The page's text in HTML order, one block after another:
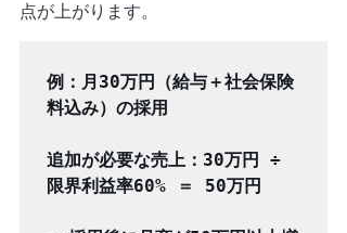
点が上がります。
例：月30万円（給与＋社会保険
料込み）の採用
追加が必要な売上：30万円 ÷
限界利益率60% ＝ 50万円